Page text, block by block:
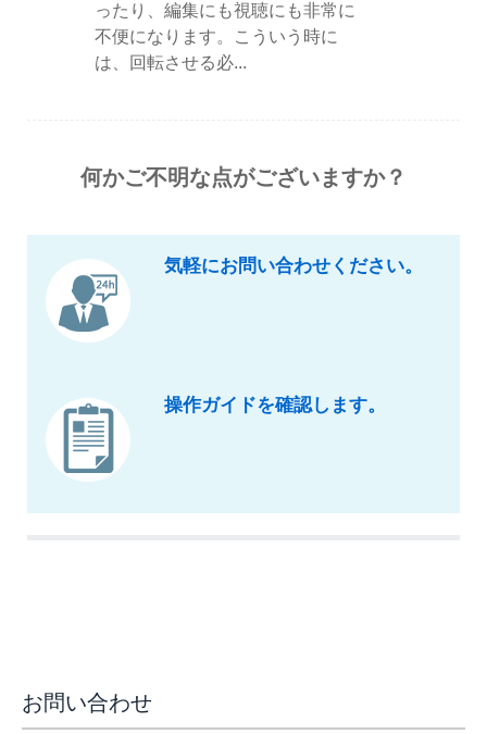
ったり、編集にも視聴にも非常に
不便になります。こういう時に
は、回転させる必...
何かご不明な点がございますか？
気軽にお問い合わせください。
操作ガイドを確認します。
お問い合わせ